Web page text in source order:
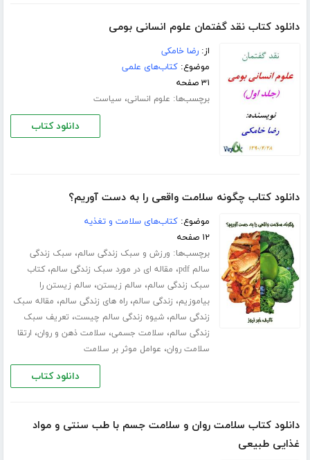
دانلود کتاب نقد گفتمان علوم انسانی بومی
از:رضا خامکی
موضوع:کتاب‌های علمی
۳۱ صفحه
برچسب‌ها: علوم انسانی، سیاست
دانلود کتاب
دانلود کتاب چگونه سلامت واقعی را به دست آوریم؟
موضوع:کتاب‌های سلامت و تغذیه
۱۲ صفحه
برچسب‌ها: ورزش‌ و سبک زندگی سالم، سبک زندگی
سالم pdf
، مقاله ای در مورد سبک زندگی سالم،کتاب
سبک زندگی سالم، سالم زیستن، سالم زیستن را
بیاموزیم، زندگی سالم،راه های زندگی سالم، مقاله سبک
زندگی سالم،شیوه زندگی سالم چیست، تعریف سبک
زندگی سالم، سلامت جسمی، سلامت ذهن و روان، ارتقا
سلامت روان، عوامل موثر بر سلامت
دانلود کتاب
دانلود کتاب سلامت روان و سلامت جسم با طب سنتی و مواد
غذایی طبیعی